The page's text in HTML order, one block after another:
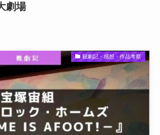
劇場
観劇記・感想・作品考察